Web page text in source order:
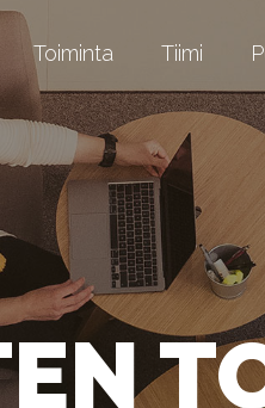
Toiminta Tiimi